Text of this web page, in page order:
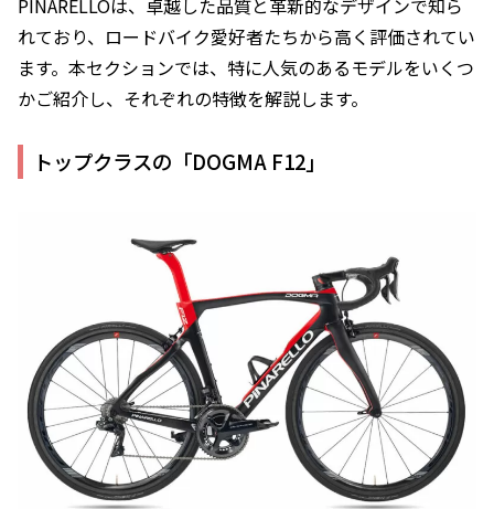
れており、ロードバイク愛好者たちから高く評価されてい
ます。本セクションでは、特に人気のあるモデルをいくつ
かご紹介し、それぞれの特徴を解説します。
トップクラスの「DOGMA F12」